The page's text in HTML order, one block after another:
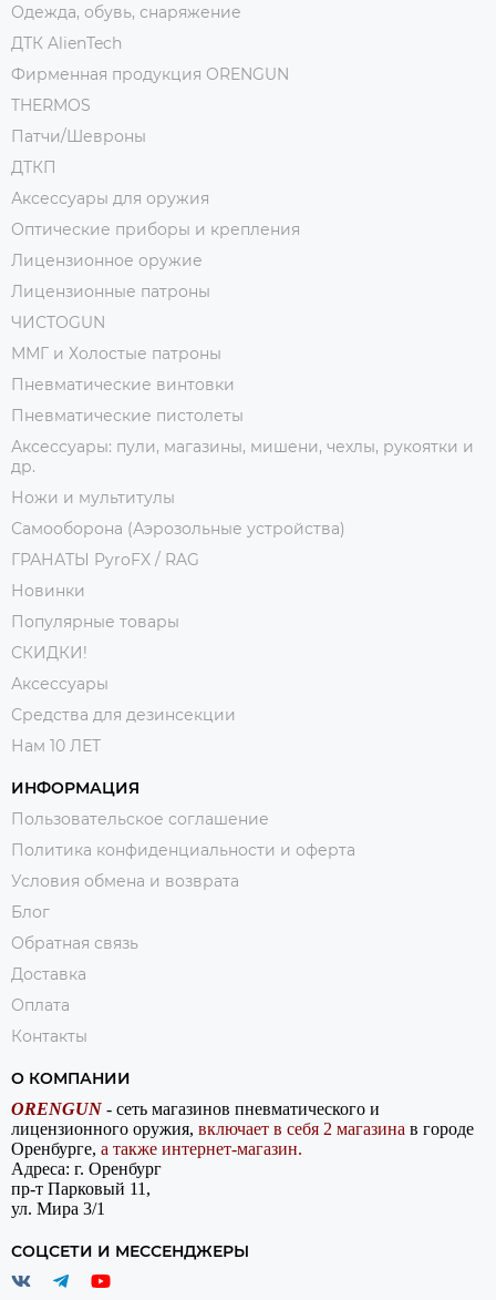
Одежда, обувь, снаряжение
ДТК AlienTech
Фирменная продукция ORENGUN
THERMOS
Патчи/Шевроны
ДТКП
Аксессуары для оружия
Оптические приборы и крепления
Лицензионное оружие
Лицензионные патроны
ЧИСТОGUN
ММГ и Холостые патроны
Пневматические винтовки
Пневматические пистолеты
Аксессуары: пули, магазины, мишени, чехлы, рукоятки и
др.
Ножи и мультитулы
Самооборона (Аэрозольные устройства)
ГРАНАТЫ PyroFX / RAG
Новинки
Популярные товары
СКИДКИ!
Аксессуары
Средства для дезинсекции
Нам 10 ЛЕТ
ИНФОРМАЦИЯ
Пользовательское соглашение
Политика конфиденциальности и оферта
Условия обмена и возврата
Блог
Обратная связь
Доставка
Оплата
Контакты
О КОМПАНИИ
ORENGUN - сеть магазинов пневматического и
лицензионного оружия, включает в себя 2 магазина в городе
Оренбурге, а также интернет-магазин.
Адреса: г. Оренбург
пр-т Парковый 11,
ул. Мира 3/1
СОЦСЕТИ И МЕССЕНДЖЕРЫ